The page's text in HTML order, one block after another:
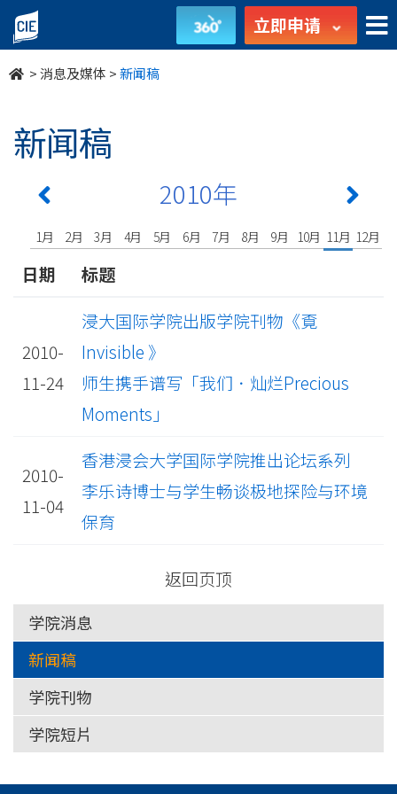
undefined 立即申请
>消息及媒体 >新闻稿
新闻稿
2010年
1月 2月 3月 4月 5月 6月 7月 8月 9月 10月 11月 12月
日期 标题
2010-
11-24
浸大国际学院出版学院刊物《覔
Invisible 》
师生携手谱写「我们．灿烂Precious
Moments」
2010-
11-04
香港浸会大学国际学院推出论坛系列
李乐诗博士与学生畅谈极地探险与环境
保育
返回页顶
学院消息
新闻稿
学院刊物
学院短片